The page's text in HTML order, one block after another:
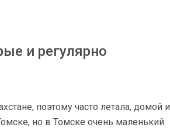
и регулярно
поэтому часто летала, домой и
но в Томске очень маленький